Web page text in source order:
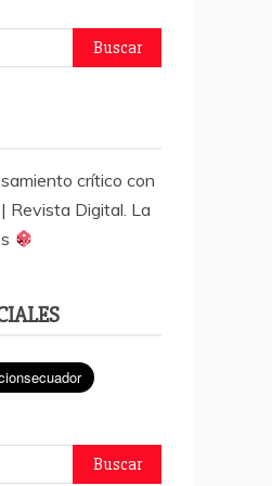
crítico con
Revista Digital. La